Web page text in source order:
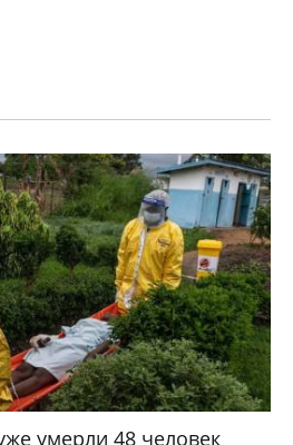
умерли 48 человек